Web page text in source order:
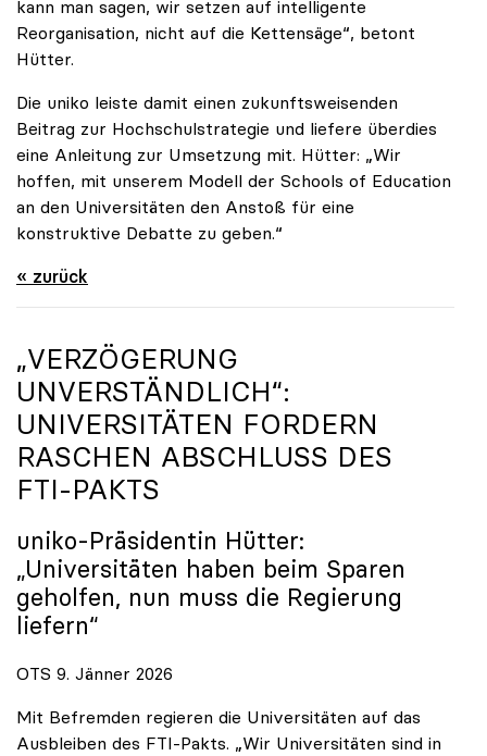
kann man sagen, wir setzen auf intelligente
Reorganisation, nicht auf die Kettensäge“, betont
Hütter.
Die uniko leiste damit einen zukunftsweisenden
Beitrag zur Hochschulstrategie und liefere überdies
eine Anleitung zur Umsetzung mit. Hütter: „Wir
hoffen, mit unserem Modell der Schools of Education
an den Universitäten den Anstoß für eine
konstruktive Debatte zu geben.“
« zurück
„VERZÖGERUNG
UNVERSTÄNDLICH“:
UNIVERSITÄTEN FORDERN
RASCHEN ABSCHLUSS DES
FTI-PAKTS
uniko-Präsidentin Hütter:
„Universitäten haben beim Sparen
geholfen, nun muss die Regierung
liefern“
OTS 9. Jänner 2026
Mit Befremden regieren die Universitäten auf das
Ausbleiben des FTI-Pakts. „Wir Universitäten sind in